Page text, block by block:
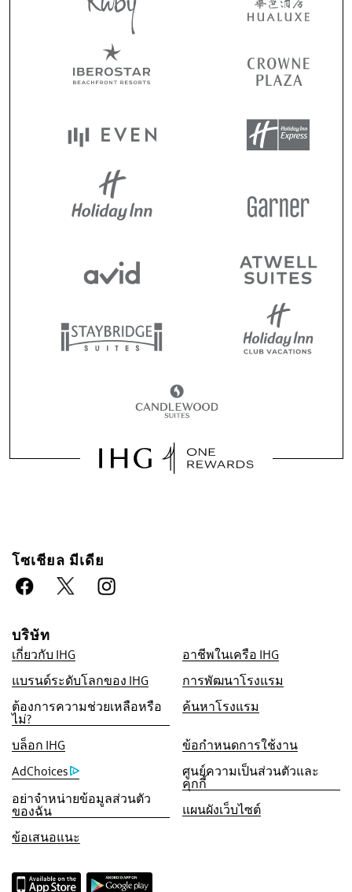
โซเชียล มีเดีย
บริษัท
เกี่ยวกับ IHG
อาชีพในเครือ IHG
แบรนด์ระดับโลกของ IHG
การพัฒนาโรงแรม
ต้องการความช่วยเหลือหรือ
ไม่?
ค้นหาโรงแรม
บล็อก IHG
ข้อกำหนดการใช้งาน
AdChoices
ศูนย์ความเป็นส่วนตัวและ
คุกกี้
อย่าจำหน่ายข้อมูลส่วนตัว
ของฉัน
แผนผังเว็บไซต์
ข้อเสนอแนะ
สิทธิประโชน์เมื่อจองกับเรา
การรับประกันห้องพักราคาดีที่สุด
เราสัญญาว่าคุณจะได้รับราคาต่ำที่สุดทาง
ออนไลน์ มิฉะนั้น เราจะปรับให้ตรงกับราคาที่ถูก
กว่า พร้อมให้คะแนน IHG® One Rewards แก่
คุณถึงห้าเท่า สูงสุด 40,000 คะแ
รับประกันการจองทางออนไลน์
รับประกันห้องพักของคุณแล้ว
ไม่มีค่าธรรมเนียมการจอง!
โดยตรงกับเรา